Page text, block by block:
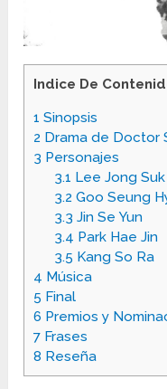
Indice De
1 Sinopsis
2 Drama de Doctor
3 Personajes
3.1 Lee Jong Suk
3.2 Goo Seung
3.3 Jin Se Yun
3.4 Park Hae Jin
3.5 Kang So Ra
4 Música
5 Final
6 Premios y
7 Frases
8 Reseña